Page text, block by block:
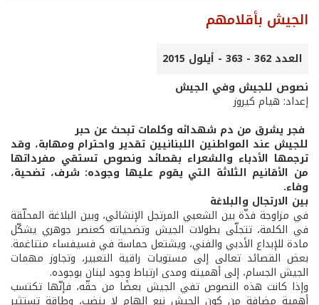
الجيش بأقلامهم
العدد 362 - 363 - أيلول 2015
نصوص للجيش وفي الجيش
إعداد: هيام كيروز
فجر يشرق من دم شهدائه وكلمات تبحث عن حبر
للجيش عند المواطنين اللبنانيين تقدير واحترام ومهابة، وقد
ترجمها الأدباء والشعراء بقصائد ونصوص تستقي مفرداتها
من الأقانيم الثلاثة التي يقوم عليها وجوده: شرف، تضحية،
وفاء.
بين الارتجال والبلاغة
في مزاوجة فذّة بين الشعبي المرتجل الإنشائي، وبين البلاغة المحلّقة
في الكلمة، تتجلّى بطولات الجيش وتضحياته كعنصر جوهري يشكّل
مادة للإبداع الأدبي والفني، ويشتعل حماسة في فسيفساء متناغمة.
بعض القصائد تعالى إلى مستويات راقية التعبير، وتجاوز مهمات
الجيش الجسام، إلى أهميته ومدى ارتباط وجود لبنان بوجوده.
وإذا كانت هذه النصوص تفي الجيش بعضًا من حقّه، فإنّها تكتسب
أهمية مضافة من كون الجيش نبع إلهام لا ينضب، وطاقة تستثير